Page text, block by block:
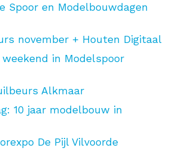
Spoor en Modelbouwdagen
november + Houten Digitaal
weekend in Modelspoor
Alkmaar
10 jaar modelbouw in
De Pijl Vilvoorde